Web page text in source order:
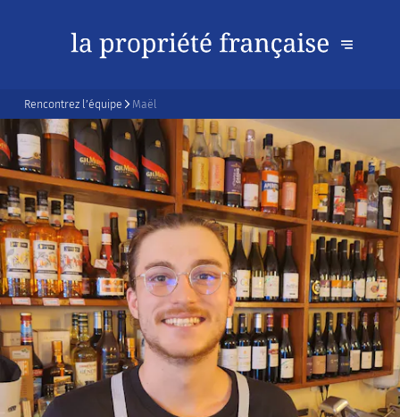
Rencontrez l’équipe Maël